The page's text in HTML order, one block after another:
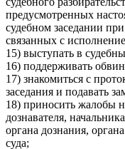
предусмотренных
судебном заседании
связанных с
15) выступать в
16) поддерживать
17) знакомиться с
заседания и подавать
18) приносить жалобы
дознавателя,
органа дознания,
суда;